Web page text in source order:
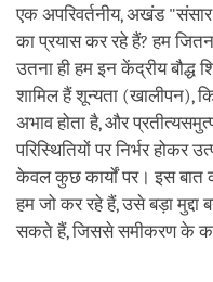
एक अपरिवर्तनीय, अखंड
का प्रयास कर रहे हैं? हम
उतना ही हम इन केंद्रीय बौद्ध
शामिल हैं शून्यता (खालीपन),
अभाव होता है, और
परिस्थितियों पर निर्भर होकर
केवल कुछ कार्यों पर। इस
हम जो कर रहे हैं, उसे बड़ा मुद्दा
सकते हैं, जिससे समीकरण के